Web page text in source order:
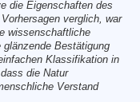
die Eigenschaften des
verglich, war
wissenschaftliche
Bestätigung
Klassifikation in
die Natur
Verstand